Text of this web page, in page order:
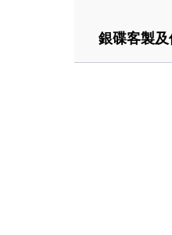
銀碟客製及